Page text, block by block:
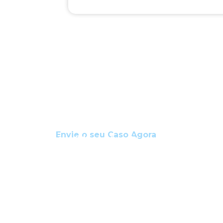
Envie o seu Caso Agora
Análise técnica preliminar